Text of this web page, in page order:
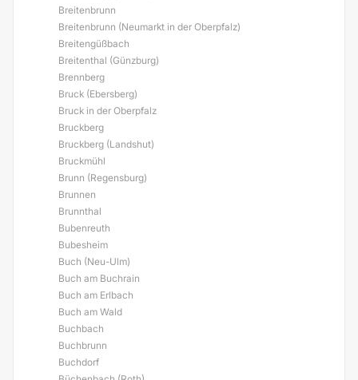
Breitenbrunn
Breitenbrunn (Neumarkt in der Oberpfalz)
Breitengüßbach
Breitenthal (Günzburg)
Brennberg
Bruck (Ebersberg)
Bruck in der Oberpfalz
Bruckberg
Bruckberg (Landshut)
Bruckmühl
Brunn (Regensburg)
Brunnen
Brunnthal
Bubenreuth
Bubesheim
Buch (Neu-Ulm)
Buch am Buchrain
Buch am Erlbach
Buch am Wald
Buchbach
Buchbrunn
Buchdorf